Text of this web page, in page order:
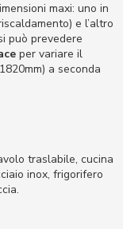
maxi: uno in
e l’altro
può prevedere
per variare il
a seconda
traslabile, cucina
inox, frigorifero